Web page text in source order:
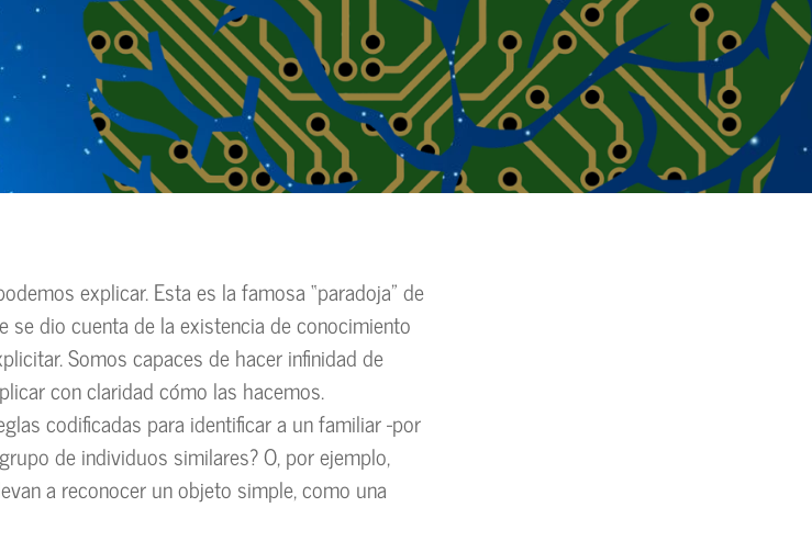
explicar. Esta es la famosa “paradoja” de
se dio cuenta de la existencia de conocimiento
Somos capaces de hacer infinidad de
con claridad cómo las hacemos.
codificadas para identificar a un familiar -por
de individuos similares? O, por ejemplo,
a reconocer un objeto simple, como una